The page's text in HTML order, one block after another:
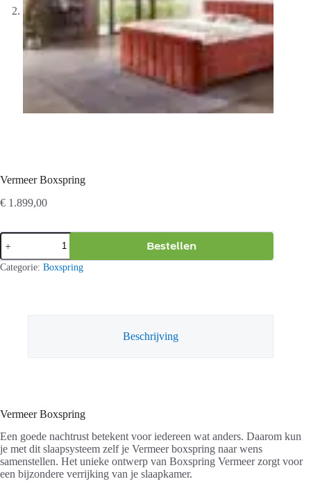
Vermeer Boxspring
€ 1.899,00
Vermeer
Boxspring
aantal
Bestellen
Categorie: Boxspring
Beschrijving
Vermeer Boxspring
Een goede nachtrust betekent voor iedereen wat anders. Daarom kun
je met dit slaapsysteem zelf je Vermeer boxspring naar wens
samenstellen. Het unieke ontwerp van Boxspring Vermeer zorgt voor
een bijzondere verrijking van je slaapkamer.